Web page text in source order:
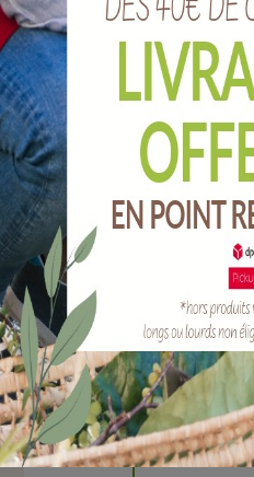
Lave pont mélange
Ref :
BLLPC
EAN :3700279620370
Marque :
SOERGEN
Quantité :
Unité
-